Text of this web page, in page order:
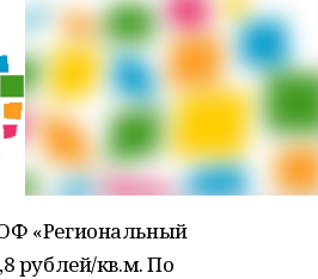
«Региональный
рублей/кв.м. По